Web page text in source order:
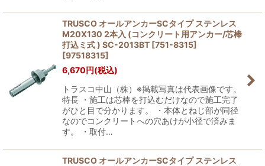
TRUSCO オールアンカーSCタイプ ステンレス
M20X130 2本入 (コンクリート用アンカー/芯棒
打込ミ式 ) SC-2013BT [751-8315]
[97518315]
6,670円(税込)
トラスコ中山（株）※掲載写真は代表画像です。
特長 ・施工は芯棒を打込むだけなので施工完了
がひと目で分かります。 ・本体とねじ部が同径
なのでコンクリートへの穴あけが小径で済みま
す。 ・取付…
TRUSCO オールアンカーSCタイプ ステンレス